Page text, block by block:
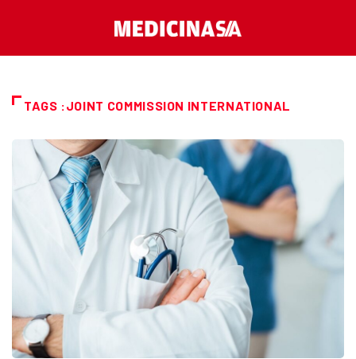
TAGS :JOINT COMMISSION INTERNATIONAL